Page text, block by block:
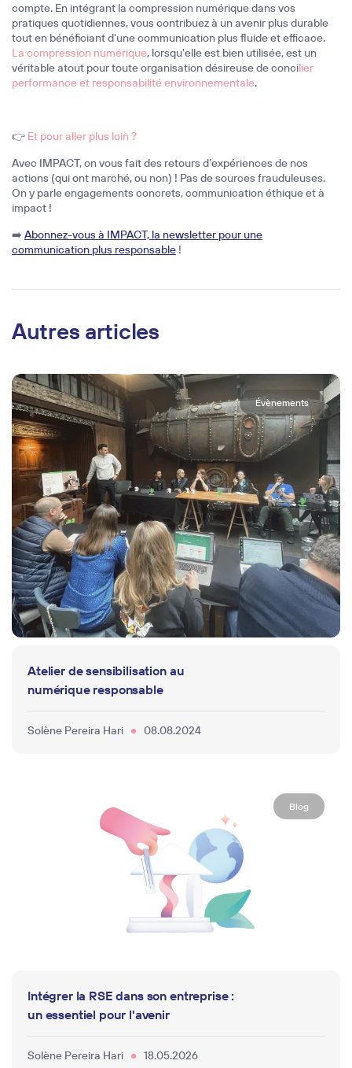
compte. En intégrant la compression numérique dans vos
pratiques quotidiennes, vous contribuez à un avenir plus durable
tout en bénéficiant d'une communication plus fluide et efficace.
La compression numérique, lorsqu'elle est bien utilisée, est un
véritable atout pour toute organisation désireuse de concilier
performance et responsabilité environnementale.
👉 Et pour aller plus loin ?
Avec IMPACT, on vous fait des retours d’expériences de nos
actions (qui ont marché, ou non) ! Pas de sources frauduleuses.
On y parle engagements concrets, communication éthique et à
impact !
➡️ Abonnez-vous à IMPACT, la newsletter pour une
communication plus responsable !
Autres articles
Évènements
Atelier de sensibilisation au
numérique responsable
Solène Pereira Hari 08.08.2024
Blog
Intégrer la RSE dans son entreprise :
un essentiel pour l'avenir
Solène Pereira Hari 18.05.2026